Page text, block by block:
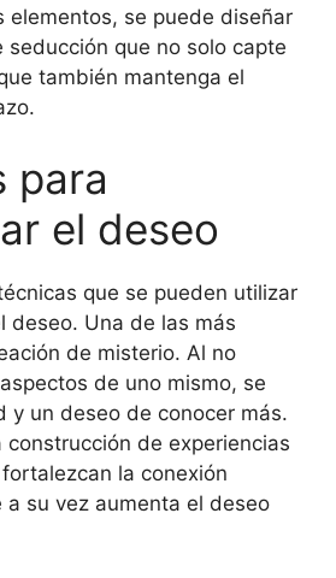
elementos, se puede diseñar
seducción que no solo capte
también mantenga el
para
el deseo
que se pueden utilizar
deseo. Una de las más
de misterio. Al no
de uno mismo, se
y un deseo de conocer más.
construcción de experiencias
la conexión
a su vez aumenta el deseo